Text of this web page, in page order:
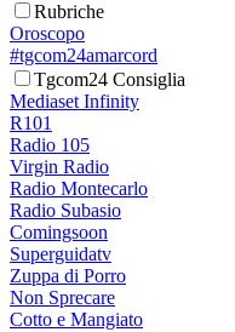
Rubriche
Oroscopo
#tgcom24amarcord
Tgcom24 Consiglia
Mediaset Infinity
R101
Radio 105
Virgin Radio
Radio Montecarlo
Radio Subasio
Comingsoon
Superguidatv
Zuppa di Porro
Non Sprecare
Cotto e Mangiato